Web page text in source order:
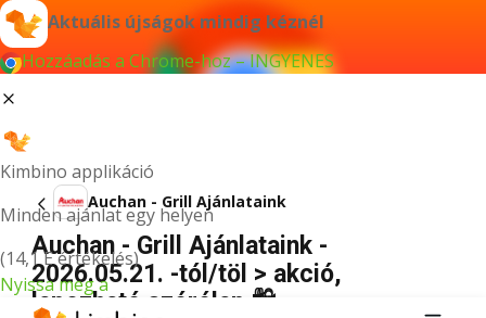
Aktuális újságok mindig kéznél
Hozzáadás a Chrome-hoz – INGYENES
Kimbino applikáció
Minden ajánlat egy helyen
(14,1 E értékelés)
Nyissa meg a
Auchan - Grill Ajánlataink
Auchan - Grill Ajánlataink -
2026.05.21. -tól/töl > akció,
lapozható szórólap 🛍️